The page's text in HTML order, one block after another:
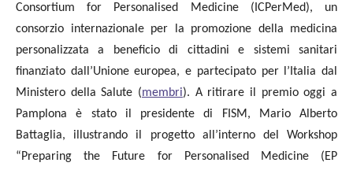
Consortium for Personalised Medicine (ICPerMed), un
consorzio internazionale per la promozione della medicina
personalizzata a beneficio di cittadini e sistemi sanitari
finanziato dall’Unione europea, e partecipato per l’Italia dal
Ministero della Salute (membri). A ritirare il premio oggi a
Pamplona è stato il presidente di FISM, Mario Alberto
Battaglia, illustrando il progetto all’interno del Workshop
“Preparing the Future for Personalised Medicine (EP